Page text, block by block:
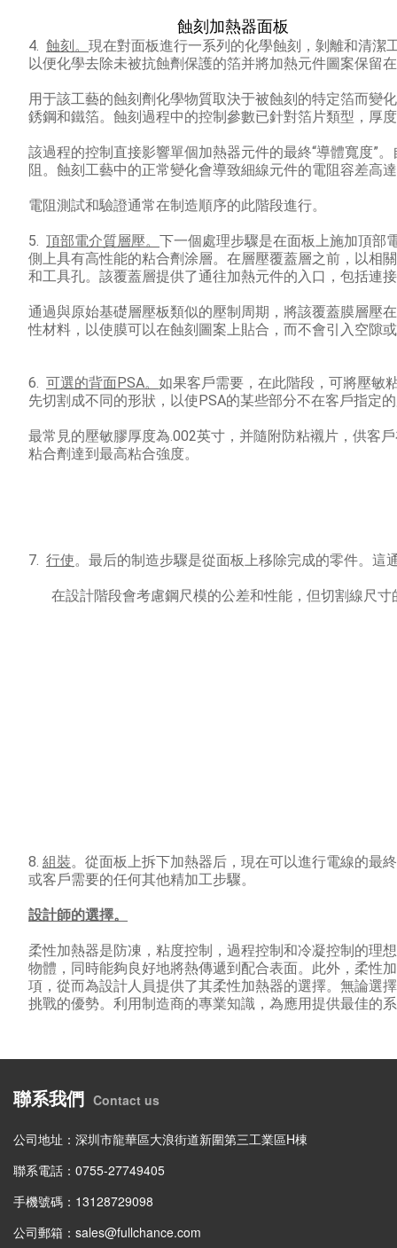
蝕刻加熱器面板
4. 蝕刻。 現在對面板進行一系列的化學蝕刻，剝離和清潔
以便化學去除未被抗蝕劑保護的箔并將加熱元件圖案保留
用于該工藝的蝕刻劑化學物質取決于被蝕刻的特定箔而變
銹鋼和鐵箔。 蝕刻過程中的控制參數已針對箔片類型，厚
該過程的控制直接影響單個加熱器元件的最終“導體寬度”。
阻。 蝕刻工藝中的正常變化會導致細線元件的電阻容差高
電阻測試和驗證通常在制造順序的此階段進行。
5. 頂部電介質層壓。 下一個處理步驟是在面板上施加頂部
側上具有高性能的粘合劑涂層。 在層壓覆蓋層之前，以相
和工具孔。 該覆蓋層提供了通往加熱元件的入口，包括連
通過與原始基礎層壓板類似的壓制周期，將該覆蓋膜層壓
性材料，以使膜可以在蝕刻圖案上貼合，而不會引入空隙
6. 可選的背面PSA。 如果客戶需要，在此階段，可將壓敏
先切割成不同的形狀，以使PSA的某些部分不在客戶指定
最常見的壓敏膠厚度為.002英寸，并隨附防粘襯片，供客
粘合劑達到最高粘合強度。
7. 行使。 最后的制造步驟是從面板上移除完成的零件。 這
在設計階段會考慮鋼尺模的公差和性能，但切割線尺
8. 組裝。 從面板上拆下加熱器后，現在可以進行電線的最
或客戶需要的任何其他精加工步驟。
設計師的選擇。
柔性加熱器是防凍，粘度控制，過程控制和冷凝控制的理
物體，同時能夠良好地將熱傳遞到配合表面。 此外，柔性
項，從而為設計人員提供了其柔性加熱器的選擇。 無論選
挑戰的優勢。 利用制造商的專業知識，為應用提供最佳的
聯系我們 Contact us
公司地址：深圳市龍華區大浪街道新圍第三工業區H棟
聯系電話：0755-27749405
手機號碼：13128729098
公司郵箱：sales@fullchance.com